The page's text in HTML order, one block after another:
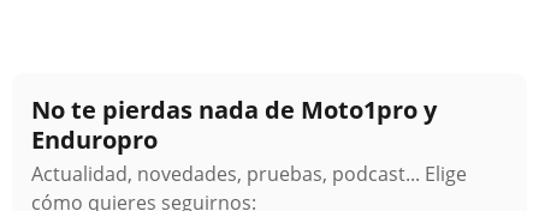
No te pierdas nada de Moto1pro y
Enduropro
Actualidad, novedades, pruebas, podcast... Elige
cómo quieres seguirnos: